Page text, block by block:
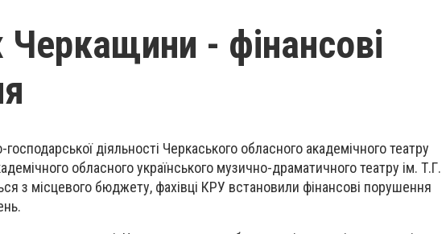
Черкащини - фінансові
господарської діяльності Черкаського обласного академічного театру
обласного українського музично-драматичного театру ім. Т.Г.
з місцевого бюджету, фахівці КРУ встановили фінансові порушення